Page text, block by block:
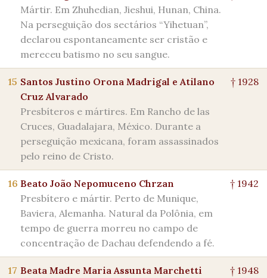
Mártir. Em Zhuhedian, Jieshui, Hunan, China.
Na perseguição dos sectários “Yihetuan”,
declarou espontaneamente ser cristão e
mereceu batismo no seu sangue.
15 Santos Justino Orona Madrigal e Atilano
Cruz Alvarado
Presbíteros e mártires. Em Rancho de las
Cruces, Guadalajara, México. Durante a
perseguição mexicana, foram assassinados
pelo reino de Cristo.
† 1928
16 Beato João Nepomuceno Chrzan
Presbítero e mártir. Perto de Munique,
Baviera, Alemanha. Natural da Polônia, em
tempo de guerra morreu no campo de
concentração de Dachau defendendo a fé.
† 1942
17 Beata Madre Maria Assunta Marchetti
† 1948